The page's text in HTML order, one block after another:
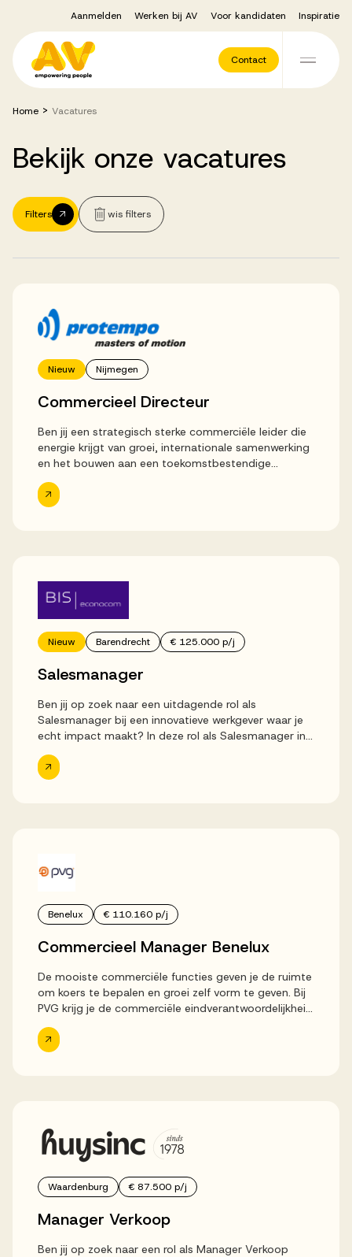
Aanmelden Werken bij AV Voor kandidaten Inspiratie
Contact
Voor opdrachtgevers
Werving & Selectie
Executive Search
Recruitment Services
Vacatures
Successen
Over AV
Ons team
Werken bij AV
Inspiratie
Home > Vacatures
Bekijk onze vacatures
Filters wis filters
Nieuw Nijmegen
Commercieel Directeur
Ben jij een strategisch sterke commerciële leider die
energie krijgt van groei, internationale samenwerking
en het bouwen aan een toekomstbestendige
commerciële organisatie? Wil jij verantwoordelijk zijn
voor de commerciële koers van een ondernemende
en sterk...
Nieuw Barendrecht € 125.000 p/j
Salesmanager
Ben jij op zoek naar een uitdagende rol als
Salesmanager bij een innovatieve werkgever waar je
echt impact maakt? In deze rol als Salesmanager in
Barendrecht begeleid je als commerciële leider
accountmanagers naar de rol...
Benelux € 110.160 p/j
Commercieel Manager Benelux
De mooiste commerciële functies geven je de ruimte
om koers te bepalen en groei zelf vorm te geven. Bij
PVG krijg je de commerciële eindverantwoordelijkheid
over een businessunit met een omzet van circa €
30...
Waardenburg € 87.500 p/j
Manager Verkoop
Ben jij op zoek naar een rol als Manager Verkoop